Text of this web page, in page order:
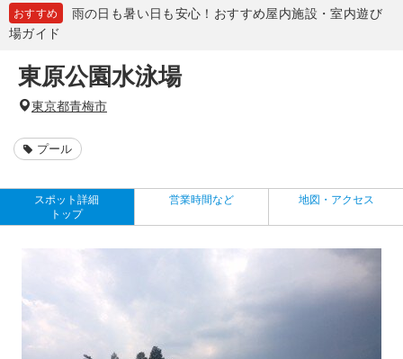
おすすめ
雨の日も暑い日も安心！おすすめ屋内施設・室内遊び
場ガイド
東原公園水泳場
東京都青梅市
プール
スポット詳細
トップ
営業時間など 地図・アクセス